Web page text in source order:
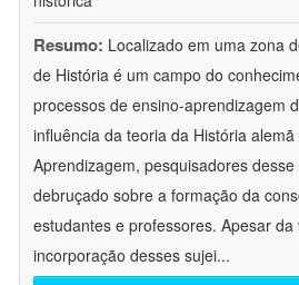
Resumo: Localizado em uma zona
de História é um campo do
processos de ensino-aprendizagem
influência da teoria da História
Aprendizagem, pesquisadores
debruçado sobre a formação da
estudantes e professores. Apesar da
incorporação desses sujei...